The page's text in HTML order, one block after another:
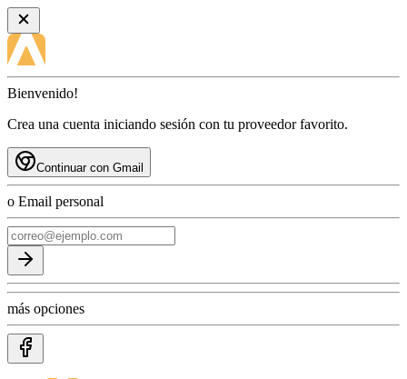
Bienvenido!
Crea una cuenta iniciando sesión con tu proveedor favorito.
Continuar con Gmail
o Email personal
más opciones